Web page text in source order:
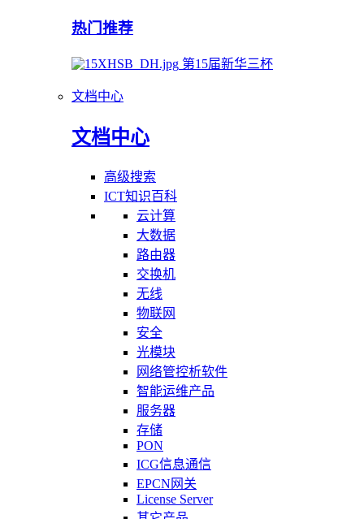
热门推荐
第15届新华三杯
文档中心
文档中心
高级搜索
ICT知识百科
云计算
大数据
路由器
交换机
无线
物联网
安全
光模块
网络管控析软件
智能运维产品
服务器
存储
PON
ICG信息通信
EPCN网关
License Server